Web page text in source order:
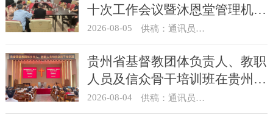
十次工作会议暨沐恩堂管理机构
七月份联席会议
2026-08-05 供稿：通讯员 景健美
贵州省基督教团体负责人、教职
人员及信众骨干培训班在贵州圣
经学校举办
2026-08-04 供稿：通讯员 杨菁